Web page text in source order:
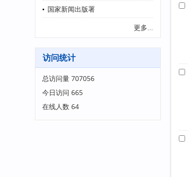
国家新闻出版署
更多...
访问统计
总访问量 707056
今日访问 665
在线人数 64